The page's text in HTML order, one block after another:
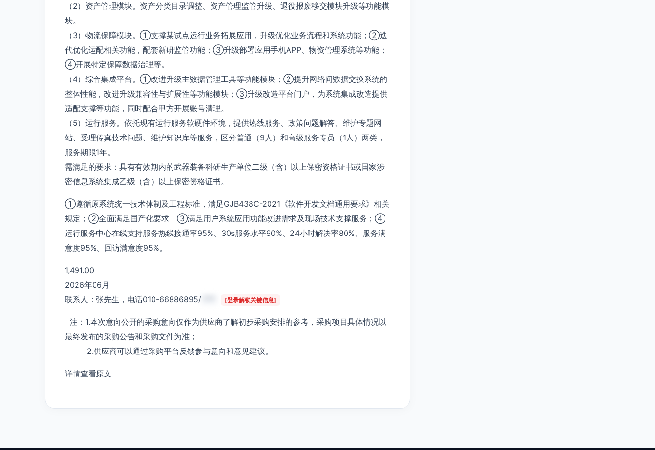
（2）资产管理模块。资产分类目录调整、资产管理监管升级、退役报废移交模块升级等功能模
块。
（3）物流保障模块。①支撑某试点运行业务拓展应用，升级优化业务流程和系统功能；②迭
代优化运配相关功能，配套新研监管功能；③升级部署应用手机APP、物资管理系统等功能；
④开展特定保障数据治理等。
（4）综合集成平台。①改进升级主数据管理工具等功能模块；②提升网络间数据交换系统的
整体性能，改进升级兼容性与扩展性等功能模块；③升级改造平台门户，为系统集成改造提供
适配支撑等功能，同时配合甲方开展账号清理。
（5）运行服务。依托现有运行服务软硬件环境，提供热线服务、政策问题解答、维护专题网
站、受理传真技术问题、维护知识库等服务，区分普通（9人）和高级服务专员（1人）两类，
服务期限1年。
需满足的要求：具有有效期内的武器装备科研生产单位二级（含）以上保密资格证书或国家涉
密信息系统集成乙级（含）以上保密资格证书。
①遵循原系统统一技术体制及工程标准，满足GJB438C-2021《软件开发文档通用要求》相关
规定；②全面满足国产化要求；③满足用户系统应用功能改进需求及现场技术支撑服务；④
运行服务中心在线支持服务热线接通率95%、30s服务水平90%、24小时解决率80%、服务满
意度95%、回访满意度95%。
1,491.00
2026年06月
联系人：张先生，电话010-66886895/
[登录解锁关键信息]
注：1.本次意向公开的采购意向仅作为供应商了解初步采购安排的参考，采购项目具体情况以
最终发布的采购公告和采购文件为准；
2.供应商可以通过采购平台反馈参与意向和意见建议。
详情查看原文